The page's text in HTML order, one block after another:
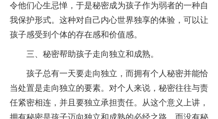
令他们心生忌惮，于是秘密成为孩子作为弱者的一种自
我保护形式。这种对自己内心世界独享的体验，可以让
孩子感受到个体的存在感和价值感。
三、秘密帮助孩子走向独立和成熟。
孩子总有一天要走向独立，而拥有个人秘密并能恰
当处置是走向独立的要素。对个人来说，秘密往往与责
任紧密相连，并且要独立承担责任。从这个意义上讲，
拥有秘密是孩子迈向独立和成熟的必经之路，而没有秘